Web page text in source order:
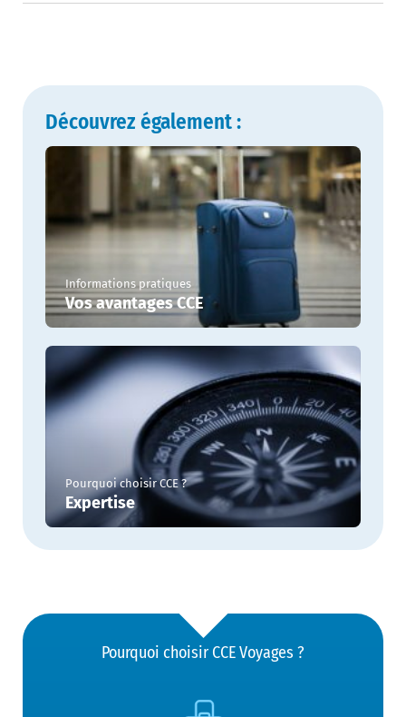
Découvrez également :
Informations pratiques
Vos avantages CCE
Pourquoi choisir CCE ?
Expertise
Pourquoi choisir CCE Voyages ?